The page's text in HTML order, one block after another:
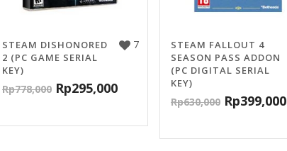
7
STEAM DISHONORED
2 (PC GAME SERIAL
KEY)
Rp778,000 Rp295,000
STEAM FALLOUT 4
SEASON PASS ADDON
(PC DIGITAL SERIAL
KEY)
Rp630,000 Rp399,000